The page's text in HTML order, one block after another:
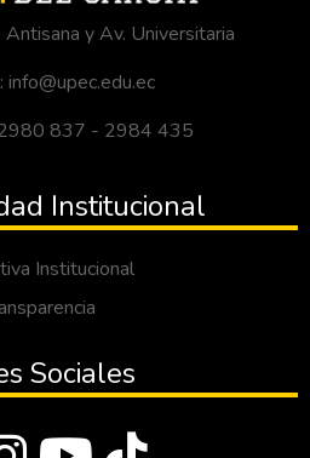
Antisana y Av. Universitaria
info@upec.edu.ec
837 - 2984 435
Institucional
Institucional
Sociales